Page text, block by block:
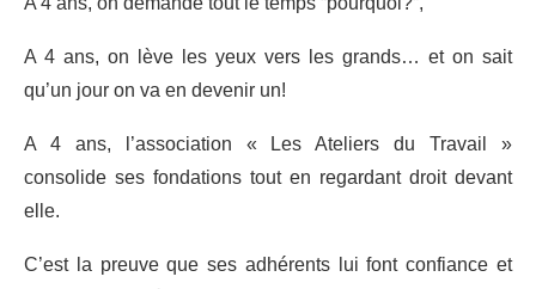
A 4 ans, on lève les yeux vers les grands… et on sait
qu’un jour on va en devenir un!
A 4 ans, l’association « Les Ateliers du Travail »
consolide ses fondations tout en regardant droit devant
elle.
C’est la preuve que ses adhérents lui font confiance et